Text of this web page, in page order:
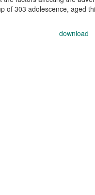
of 303 adolescence, aged
download